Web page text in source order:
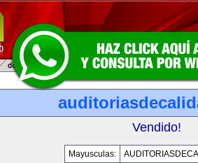
Vendido!
Mayusculas: